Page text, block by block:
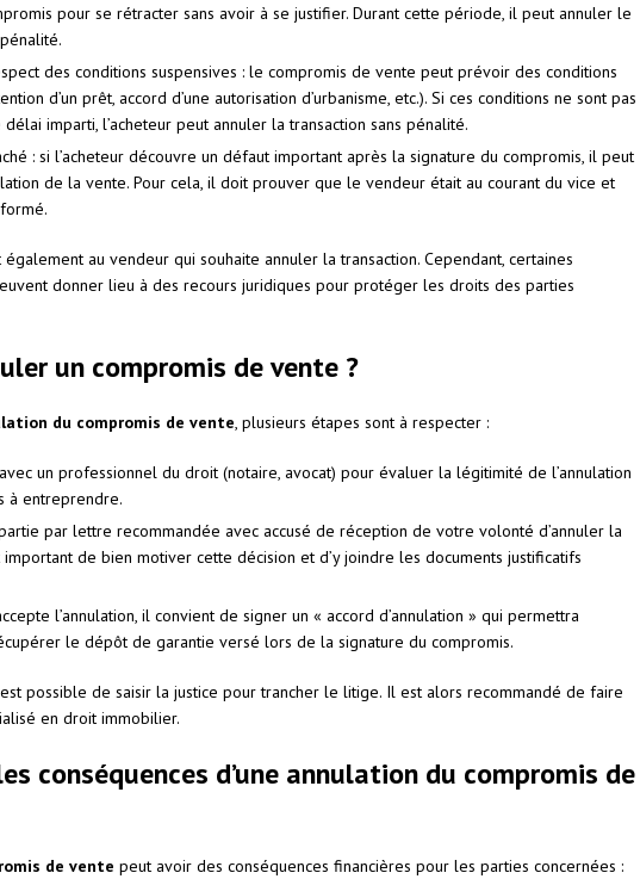
pour se rétracter sans avoir à se justifier. Durant cette période, il peut annuler le
des conditions suspensives : le compromis de vente peut prévoir des conditions
d’un prêt, accord d’une autorisation d’urbanisme, etc.). Si ces conditions ne sont pas
imparti, l’acheteur peut annuler la transaction sans pénalité.
: si l’acheteur découvre un défaut important après la signature du compromis, il peut
de la vente. Pour cela, il doit prouver que le vendeur était au courant du vice et
également au vendeur qui souhaite annuler la transaction. Cependant, certaines
donner lieu à des recours juridiques pour protéger les droits des parties
un compromis de vente ?
du compromis de vente, plusieurs étapes sont à respecter :
un professionnel du droit (notaire, avocat) pour évaluer la légitimité de l’annulation
à entreprendre.
par lettre recommandée avec accusé de réception de votre volonté d’annuler la
important de bien motiver cette décision et d’y joindre les documents justificatifs
l’annulation, il convient de signer un « accord d’annulation » qui permettra
le dépôt de garantie versé lors de la signature du compromis.
possible de saisir la justice pour trancher le litige. Il est alors recommandé de faire
en droit immobilier.
conséquences d’une annulation du compromis de
de vente peut avoir des conséquences financières pour les parties concernées :